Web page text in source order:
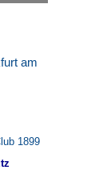
am
1899